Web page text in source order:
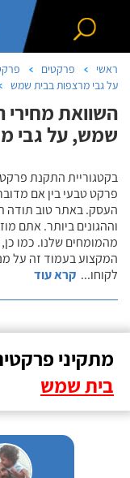
ראשי פרקטים
על גבי מרצפות בבית שמש
השוואת
שמש, על גבי
בקטגוריית התקנת
פרקט טבעי בין אם
העסק. באתר טוב תודה
וההגונים ביותר. אתם
מהמומחים שלנו. כמו
המקצוע בעמוד זה על
לקוחו... קרא עוד
מתקיני
בית שמש